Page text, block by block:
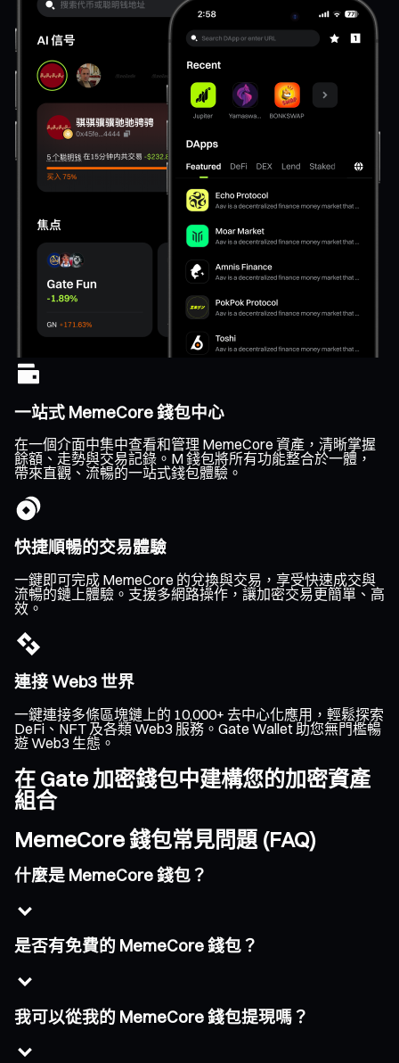
一站式 MemeCore 錢包中心
在一個介面中集中查看和管理 MemeCore 資產，清晰掌握
餘額、走勢與交易記錄。M 錢包將所有功能整合於一體，
帶來直觀、流暢的一站式錢包體驗。
快捷順暢的交易體驗
一鍵即可完成 MemeCore 的兌換與交易，享受快速成交與
流暢的鏈上體驗。支援多網路操作，讓加密交易更簡單、高
效。
連接 Web3 世界
一鍵連接多條區塊鏈上的 10,000+ 去中心化應用，輕鬆探索
DeFi、NFT 及各類 Web3 服務。Gate Wallet 助您無門檻暢
遊 Web3 生態。
在 Gate 加密錢包中建構您的加密資產
組合
MemeCore 錢包常見問題 (FAQ)
什麼是 MemeCore 錢包？
是否有免費的 MemeCore 錢包？
我可以從我的 MemeCore 錢包提現嗎？